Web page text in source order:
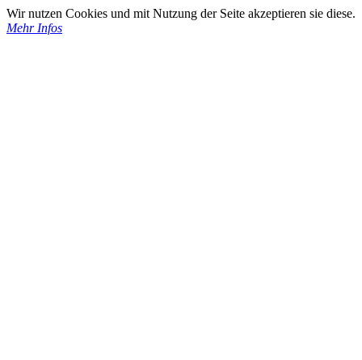
Wir nutzen Cookies und mit Nutzung der Seite akzeptieren sie diese.
Mehr Infos